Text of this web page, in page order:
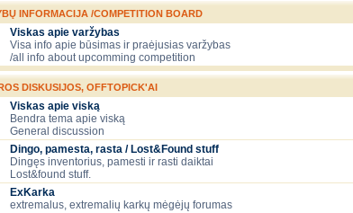
INFORMACIJA /COMPETITION BOARD
Viskas apie varžybas
Visa info apie būsimas ir praėjusias varžybas
/all info about upcomming competition
DISKUSIJOS, OFFTOPICK'AI
Viskas apie viską
Bendra tema apie viską
General discussion
Dingo, pamesta, rasta / Lost&Found stuff
Dingęs inventorius, pamesti ir rasti daiktai
Lost&found stuff.
ExKarka
extremalus, extremalių karkų mėgėjų forumas